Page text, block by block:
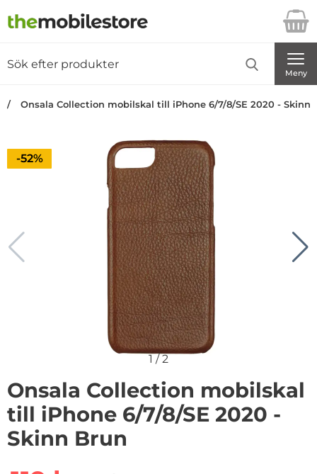
Startsidan för Danira Telecom AB
Meny
Onsala Collection mobilskal till iPhone 6/7/8/SE 2020 - Skinn
Priset är nedsatt med
-52%
1/2
Onsala Collection mobilskal
till iPhone 6/7/8/SE 2020 -
Skinn Brun